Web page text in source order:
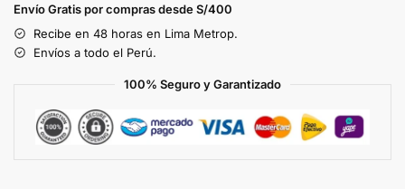
Envío Gratis por compras desde S/400
Recibe en 48 horas en Lima Metrop.
Envíos a todo el Perú.
100% Seguro y Garantizado